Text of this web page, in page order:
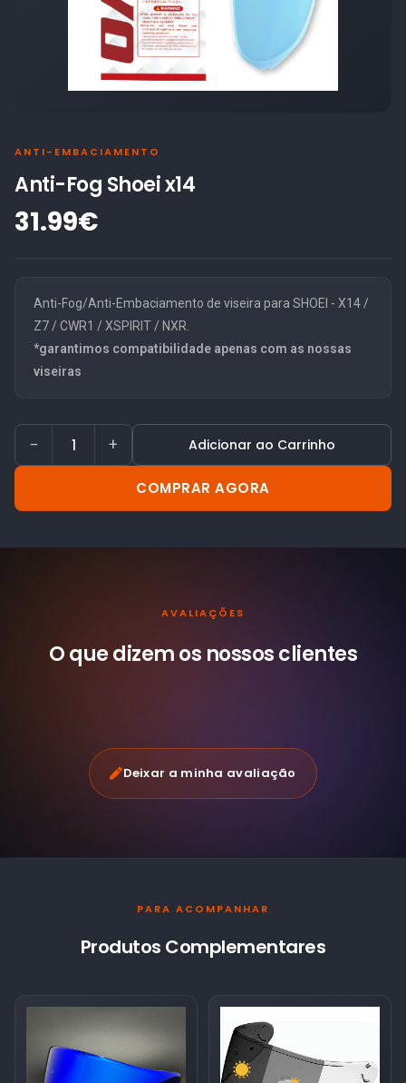
ANTI-EMBACIAMENTO
Anti-Fog Shoei x14
31.99€
Anti-Fog/Anti-Embaciamento de viseira para SHOEI - X14 /
Z7 / CWR1 / XSPIRIT / NXR.
*garantimos compatibilidade apenas com as nossas
viseiras
− + Adicionar ao Carrinho
COMPRAR AGORA
AVALIAÇÕES
O que dizem os nossosclientes
Deixar a minha avaliação
PARA ACOMPANHAR
Produtos Complementares